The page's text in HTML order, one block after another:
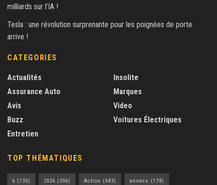
milliards sur l’IA !
Tesla : une révolution surprenante pour les poignées de porte
arrive !
CATEGORIES
Actualités
Assurance Auto
Avis
Buzz
Entretien
Insolite
Marques
Video
Voitures Électriques
TOP THÉMATIQUES
6 (135) 2026 (206) Action (683) années (178)